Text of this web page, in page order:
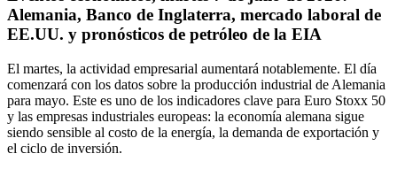
Alemania, Banco de Inglaterra, mercado laboral de
EE.UU. y pronósticos de petróleo de la EIA
El martes, la actividad empresarial aumentará notablemente. El día
comenzará con los datos sobre la producción industrial de Alemania
para mayo. Este es uno de los indicadores clave para Euro Stoxx 50
y las empresas industriales europeas: la economía alemana sigue
siendo sensible al costo de la energía, la demanda de exportación y
el ciclo de inversión.